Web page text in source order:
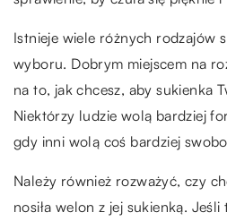
Istnieje wiele różnych rodzajów
wyboru. Dobrym miejscem na
na to, jak chcesz, aby sukienka
Niektórzy ludzie wolą bardziej
gdy inni wolą coś bardziej
Należy również rozważyć, czy
nosiła welon z jej sukienką.